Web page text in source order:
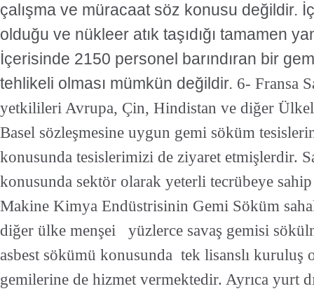
çalışma ve müracaat söz konusu değildir.
olduğu ve nükleer atık taşıdığı tamamen
İçerisinde 2150 personel barındıran bir
tehlikeli olması mümkün değildir. 6- Fransa
yetkilileri Avrupa, Çin, Hindistan ve diğer
Basel sözleşmesine uygun gemi söküm
konusunda tesislerimizi de ziyaret etmişlerdir.
konusunda sektör olarak yeterli tecrübeye
Makine Kimya Endüstrisinin Gemi Söküm
diğer ülke menşei yüzlerce savaş gemisi
asbest sökümü konusunda tek lisanslı
gemilerine de hizmet vermektedir. Ayrıca yurt